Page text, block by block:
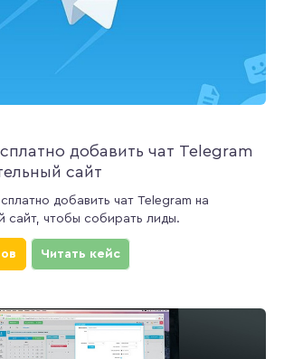
добавить чат Telegram
сайт
добавить чат Telegram на
сайт, чтобы собирать лиды.
Читать кейс